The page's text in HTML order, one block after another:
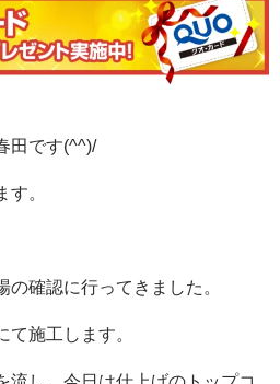
田です(^^)/
。
確認に行ってきました。
施工します。